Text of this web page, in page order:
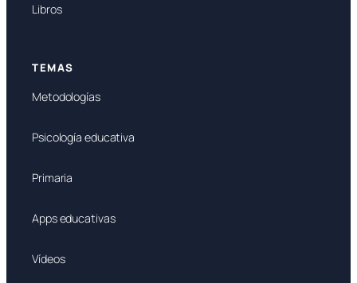
Libros
TEMAS
Metodologías
Psicología educativa
Primaria
Apps educativas
Vídeos